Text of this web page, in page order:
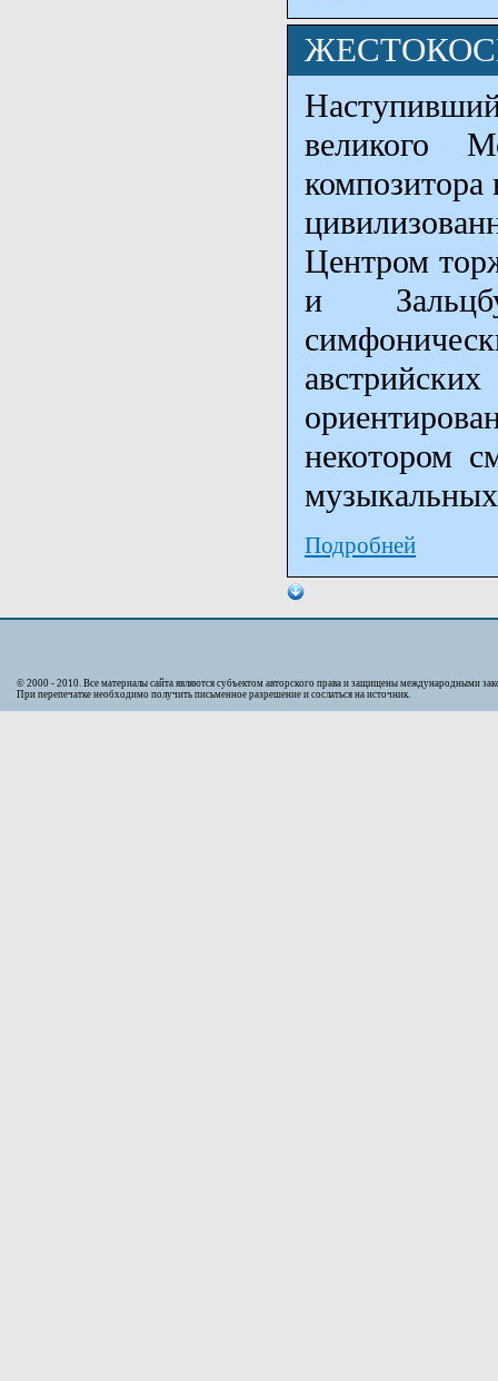
великого
Центром
и
некотором
Подробней
© 2000 - 2010. Bсе материалы сайта являются субъектом авторского права и защищены международными
При перепечатке необходимо получить письменное разрешение и сослаться на источник.